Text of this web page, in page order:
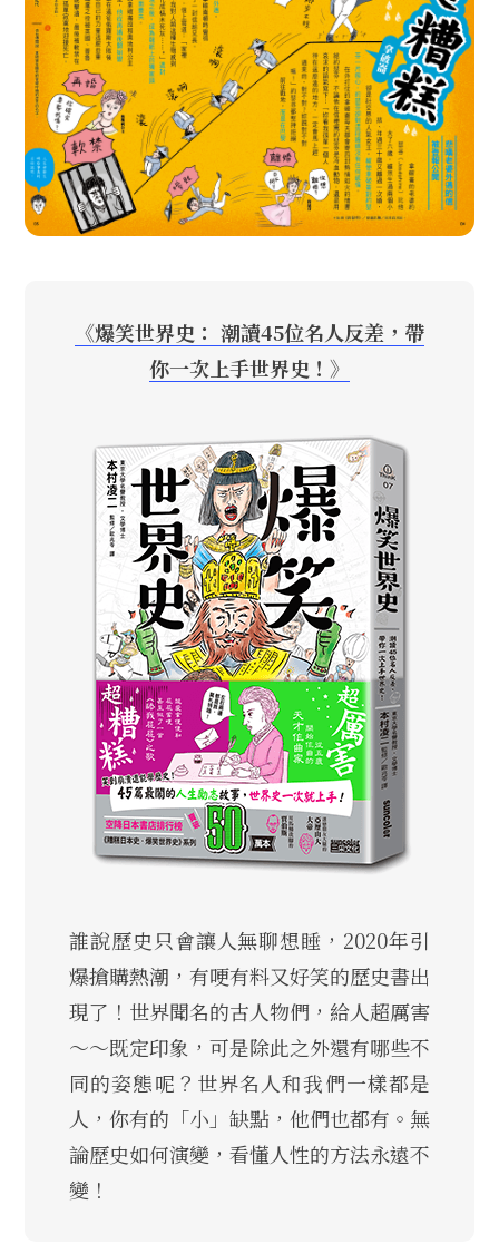
《爆笑世界史： 潮讀45位名人反差，帶
你一次上手世界史！》
誰說歷史只會讓人無聊想睡，2020年引
爆搶購熱潮，有哽有料又好笑的歷史書出
現了！世界聞名的古人物們，給人超厲害
～～既定印象，可是除此之外還有哪些不
同的姿態呢？世界名人和我們一樣都是
人，你有的「小」缺點，他們也都有。無
論歷史如何演變，看懂人性的方法永遠不
變！